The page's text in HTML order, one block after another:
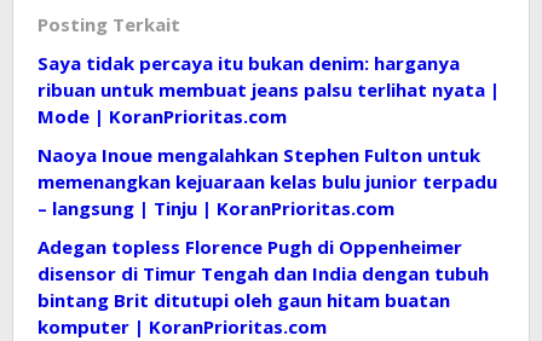
Posting Terkait
Saya tidak percaya itu bukan denim: harganya
ribuan untuk membuat jeans palsu terlihat nyata |
Mode | KoranPrioritas.com
Naoya Inoue mengalahkan Stephen Fulton untuk
memenangkan kejuaraan kelas bulu junior terpadu
– langsung | Tinju | KoranPrioritas.com
Adegan topless Florence Pugh di Oppenheimer
disensor di Timur Tengah dan India dengan tubuh
bintang Brit ditutupi oleh gaun hitam buatan
komputer | KoranPrioritas.com